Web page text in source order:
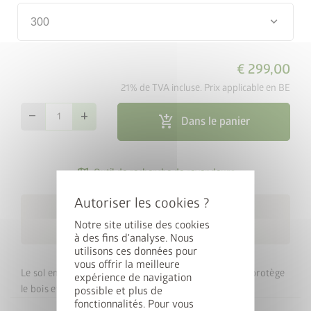
Notre site utilise des cookies
à des fins d'analyse. Nous
utilisons ces données pour
vous offrir la meilleure
expérience de navigation
possible et plus de
fonctionnalités. Pour vous
300 keyboard_arrow_down
€ 299,00
21% de TVA incluse. Prix applicable en BE
remove add add_shopping_cart Dans le panier
map_search Outil de recherche de revendeurs
local_shipping
Livraison gratuite dans un
délai de 3 semaines
Le sol en plaque d’aluminium striée de haute qualité, protège
le bois et les outils de l’humidité du sol.
Upgrade Deal : 50% sur le